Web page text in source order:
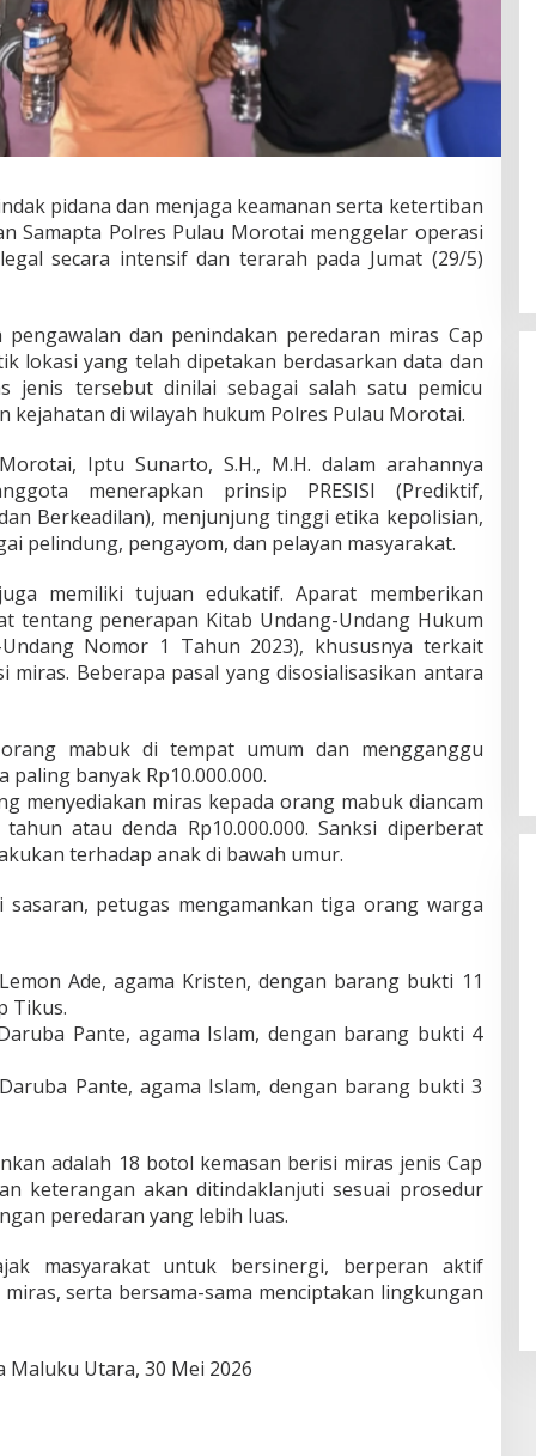
pidana dan menjaga keamanan serta ketertiban
Samapta Polres Pulau Morotai menggelar operasi
secara intensif dan terarah pada Jumat (29/5)
dan penindakan peredaran miras Cap
lokasi yang telah dipetakan berdasarkan data dan
jenis tersebut dinilai sebagai salah satu pemicu
kejahatan di wilayah hukum Polres Pulau Morotai.
Iptu Sunarto, S.H., M.H. dalam arahannya
menerapkan prinsip PRESISI (Prediktif,
Berkeadilan), menjunjung tinggi etika kepolisian,
pelindung, pengayom, dan pelayan masyarakat.
memiliki tujuan edukatif. Aparat memberikan
tentang penerapan Kitab Undang-Undang Hukum
Nomor 1 Tahun 2023), khususnya terkait
miras. Beberapa pasal yang disosialisasikan antara
mabuk di tempat umum dan mengganggu
banyak Rp10.000.000.
menyediakan miras kepada orang mabuk diancam
atau denda Rp10.000.000. Sanksi diperberat
terhadap anak di bawah umur.
petugas mengamankan tiga orang warga
Ade, agama Kristen, dengan barang bukti 11
Tikus.
Pante, agama Islam, dengan barang bukti 4
Pante, agama Islam, dengan barang bukti 3
adalah 18 botol kemasan berisi miras jenis Cap
keterangan akan ditindaklanjuti sesuai prosedur
peredaran yang lebih luas.
masyarakat untuk bersinergi, berperan aktif
serta bersama-sama menciptakan lingkungan
Maluku Utara, 30 Mei 2026